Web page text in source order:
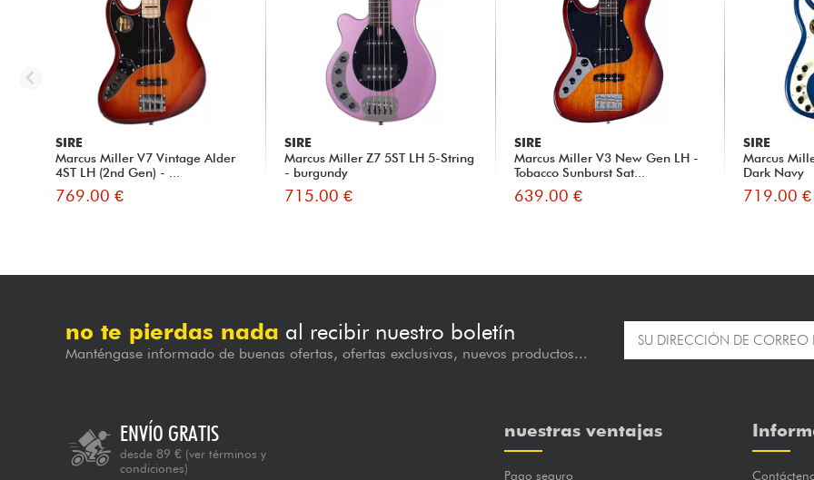
SIRE
Marcus Miller V7 Vintage Alder
4ST LH (2nd Gen) - ...
769.00 €
SIRE
Marcus Miller Z7 5ST LH 5-String
- burgundy
715.00 €
SIRE
Marcus Miller V3 New Gen LH -
Tobacco Sunburst Sat...
639.00 €
SIRE
Marcus
Dark Navy
719.00 €
no te pierdas nada al recibir nuestro boletín
Manténgase informado de buenas ofertas, ofertas exclusivas, nuevos productos...
ENVÍO GRATIS
desde 89 € (ver términos y
condiciones)
nuestras ventajas
Pago seguro